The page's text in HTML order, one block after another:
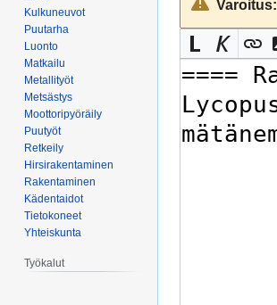
navigaatioon
hakuunVaroitus:
Kulkuneuvot
Puutarha
Luonto
Matkailu
Metallityöt
Metsästys
Moottoripyöräily
Puutyöt
Retkeily
Hirsirakentaminen
Rakentaminen
Kädentaidot
Tietokoneet
Yhteiskunta
Työkalut